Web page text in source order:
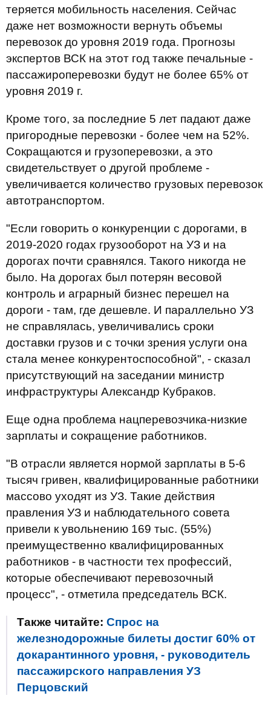
теряется мобильность населения. Сейчас
даже нет возможности вернуть объемы
перевозок до уровня 2019 года. Прогнозы
экспертов ВСК на этот год также печальные -
пассажироперевозки будут не более 65% от
уровня 2019 г.
Кроме того, за последние 5 лет падают даже
пригородные перевозки - более чем на 52%.
Сокращаются и грузоперевозки, а это
свидетельствует о другой проблеме -
увеличивается количество грузовых перевозок
автотранспортом.
"Если говорить о конкуренции с дорогами, в
2019-2020 годах грузооборот на УЗ и на
дорогах почти сравнялся. Такого никогда не
было. На дорогах был потерян весовой
контроль и аграрный бизнес перешел на
дороги - там, где дешевле. И параллельно УЗ
не справлялась, увеличивались сроки
доставки грузов и с точки зрения услуги она
стала менее конкурентоспособной", - сказал
присутствующий на заседании министр
инфраструктуры Александр Кубраков.
Еще одна проблема нацперевозчика-низкие
зарплаты и сокращение работников.
"В отрасли является нормой зарплаты в 5-6
тысяч гривен, квалифицированные работники
массово уходят из УЗ. Такие действия
правления УЗ и наблюдательного совета
привели к увольнению 169 тыс. (55%)
преимущественно квалифицированных
работников - в частности тех профессий,
которые обеспечивают перевозочный
процесс", - отметила председатель ВСК.
Также читайте: Спрос на
железнодорожные билеты достиг 60% от
докарантинного уровня, - руководитель
пассажирского направления УЗ
Перцовский